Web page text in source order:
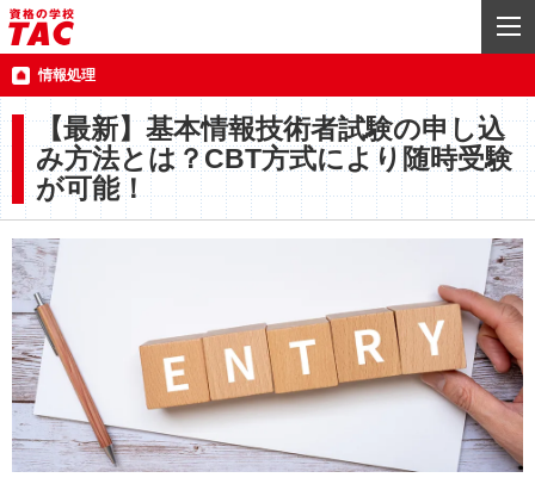
情報処理
【最新】基本情報技術者試験の申し込
み方法とは？CBT方式により随時受験
が可能！